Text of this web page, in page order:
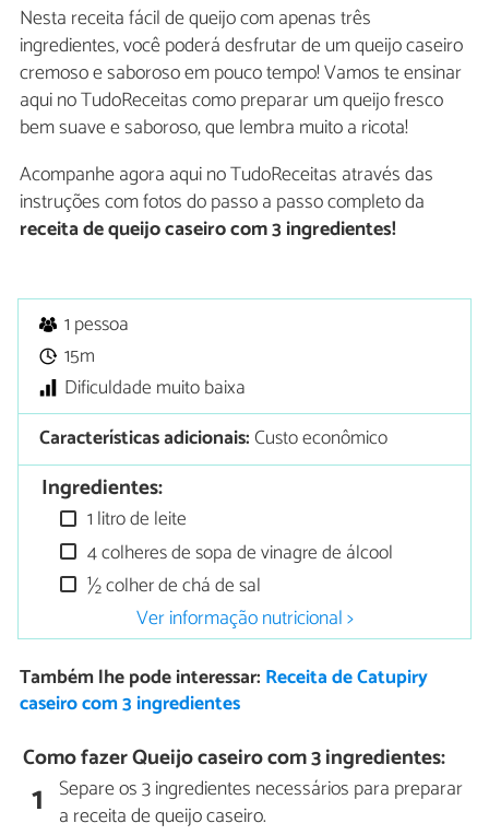
Nesta receita fácil de queijo com apenas três
ingredientes, você poderá desfrutar de um queijo caseiro
cremoso e saboroso em pouco tempo! Vamos te ensinar
aqui no TudoReceitas como preparar um queijo fresco
bem suave e saboroso, que lembra muito a ricota!
Acompanhe agora aqui no TudoReceitas através das
instruções com fotos do passo a passo completo da
receita de queijo caseiro com 3 ingredientes!
1 pessoa
15m
Dificuldade muito baixa
Características adicionais:Custo econômico
Ingredientes:
1 litro de leite
4 colheres de sopa de vinagre de álcool
½ colher de chá de sal
Ver informação nutricional >
Também lhe pode interessar: Receita de Catupiry
caseiro com 3 ingredientes
Como fazer Queijo caseiro com 3 ingredientes:
1 Separe os 3 ingredientes necessários para preparar
a receita de queijo caseiro.